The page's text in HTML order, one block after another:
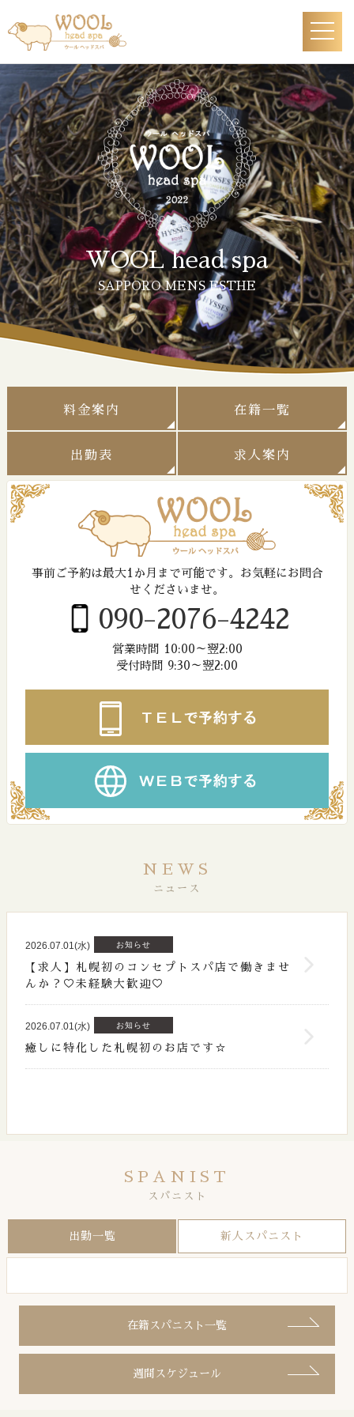
WOOL head spa
SAPPORO MENS ESTHE
料金案内 在籍一覧
出勤表 求人案内
事前ご予約は最大1か月まで可能です。 お気軽にお問合
せくださいませ。
090-2076-4242
営業時間 10:00～翌2:00
受付時間 9:30～翌2:00
NEWS
ニュース
2026.07.01(水) お知らせ
【求人】札幌初のコンセプトスパ店で働きませ
んか？♡未経験大歓迎♡
2026.07.01(水) お知らせ
癒しに特化した札幌初のお店です☆
SPANIST
スパニスト
出勤一覧 新人スパニスト
在籍スパニスト一覧
週間スケジュール